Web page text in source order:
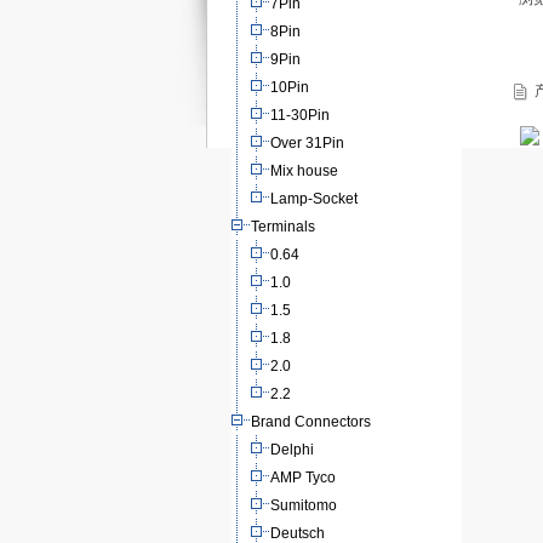
7Pin
8Pin
9Pin
10Pin
11-30Pin
Over 31Pin
Mix house
Lamp-Socket
Terminals
0.64
1.0
1.5
1.8
2.0
2.2
Brand Connectors
Delphi
AMP Tyco
Sumitomo
Deutsch